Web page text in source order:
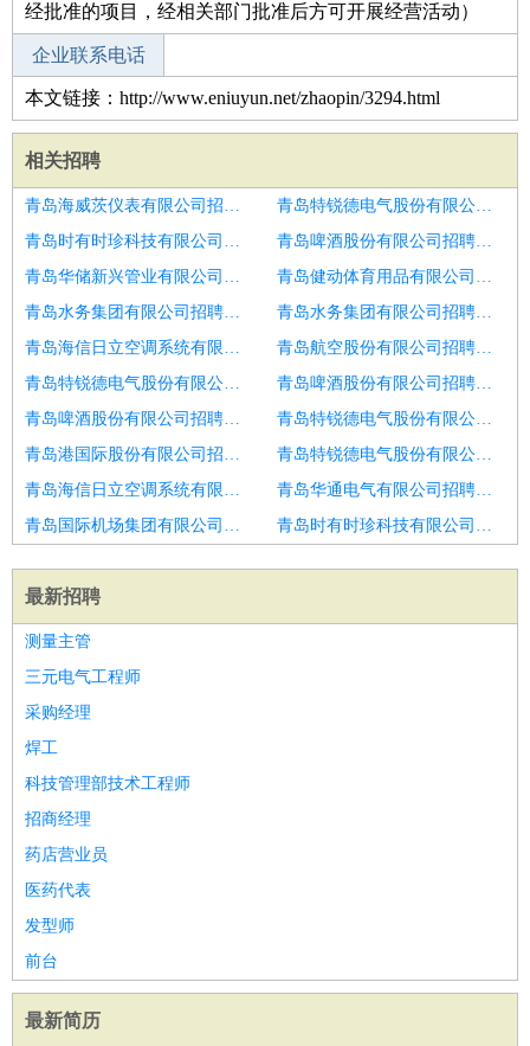
经批准的项目，经相关部门批准后方可开展经营活动）
企业联系电话
本文链接：http://www.eniuyun.net/zhaopin/3294.html
相关招聘
青岛海威茨仪表有限公司招聘工程经理
青岛特锐德电气股份有限公司招聘项目经理
青岛时有时珍科技有限公司招聘环保项目经理
青岛啤酒股份有限公司招聘物业项目经理
青岛华储新兴管业有限公司招聘皮肤组织再生修复生物材料项目经理
青岛健动体育用品有限公司招聘物业项目经理
青岛水务集团有限公司招聘项目经理
青岛水务集团有限公司招聘工程项目经理
青岛海信日立空调系统有限公司招聘场地调查项目经理
青岛航空股份有限公司招聘土建项目经理
青岛特锐德电气股份有限公司招聘固安县物业项目经理
青岛啤酒股份有限公司招聘大米产业项目经理
青岛啤酒股份有限公司招聘项目经理
青岛特锐德电气股份有限公司招聘1131D8
青岛港国际股份有限公司招聘项目经理
青岛特锐德电气股份有限公司招聘项目经理
青岛海信日立空调系统有限公司招聘项目经理
青岛华通电气有限公司招聘项目经理
青岛国际机场集团有限公司招聘光伏项目经理
青岛时有时珍科技有限公司招聘项目经理
最新招聘
测量主管
三元电气工程师
采购经理
焊工
科技管理部技术工程师
招商经理
药店营业员
医药代表
发型师
前台
最新简历